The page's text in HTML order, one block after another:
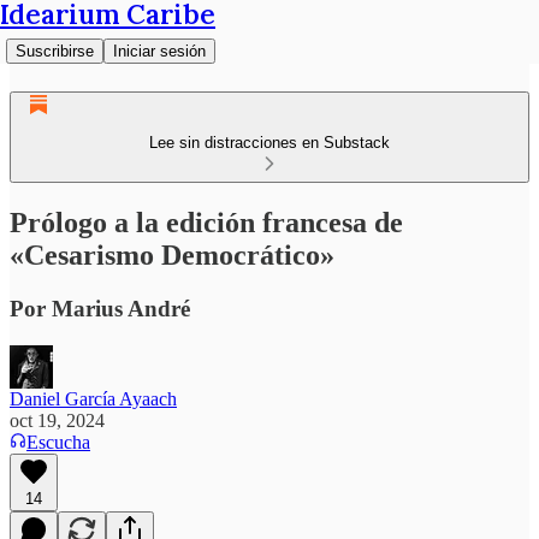
Idearium Caribe
Suscribirse Iniciar sesión
Lee sin distracciones en Substack
Prólogo a la edición francesa de
«Cesarismo Democrático»
Por Marius André
Daniel García Ayaach
oct 19, 2024
Escucha
14